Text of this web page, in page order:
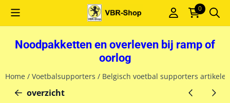
Cookievoorkeuren zijn momenteel gesloten. 0
Noodpakketten en overleven bij ramp of
oorlog
Home / Voetbalsupporters / Belgisch voetbal supporters artikelen
overzicht